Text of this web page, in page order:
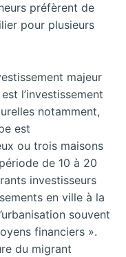
préfèrent de
pour plusieurs
majeur
l’investissement
notamment,
est
ou trois maisons
de 10 à 20
investisseurs
en ville à la
souvent
financiers ».
du migrant